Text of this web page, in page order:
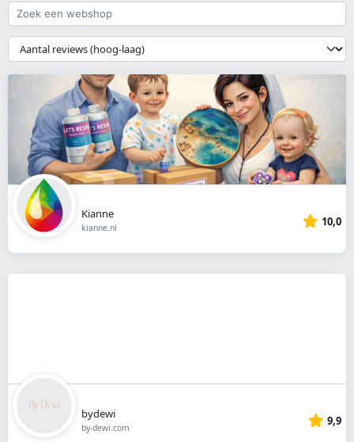
Zoek
een
webshop
{{
__('Sort')
}}
Kianne
kianne.nl 10,0
bydewi
by-dewi.com 9,9